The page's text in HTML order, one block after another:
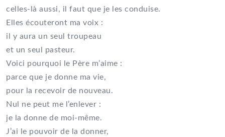
celles-là aussi, il faut que je les conduise.
Elles écouteront ma voix :
il y aura un seul troupeau
et un seul pasteur.
Voici pourquoi le Père m’aime :
parce que je donne ma vie,
pour la recevoir de nouveau.
Nul ne peut me l’enlever :
je la donne de moi-même.
J’ai le pouvoir de la donner,